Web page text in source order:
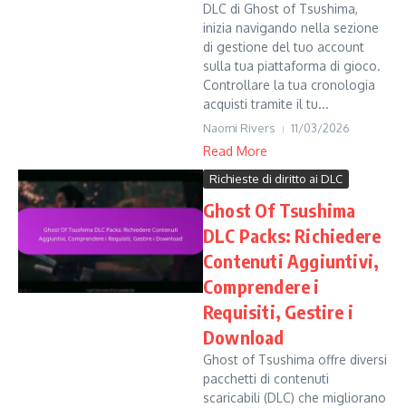
DLC di Ghost of Tsushima,
inizia navigando nella sezione
di gestione del tuo account
sulla tua piattaforma di gioco.
Controllare la tua cronologia
acquisti tramite il tu...
Naomi Rivers 11/03/2026
Read More
Richieste di diritto ai DLC
Ghost Of Tsushima
DLC Packs: Richiedere
Contenuti Aggiuntivi,
Comprendere i
Requisiti, Gestire i
Download
Ghost of Tsushima offre diversi
pacchetti di contenuti
scaricabili (DLC) che migliorano